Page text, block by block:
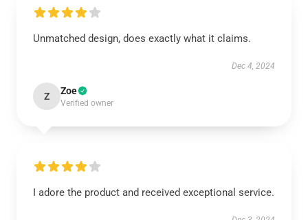
Unmatched design, does exactly what it claims.
Dec 4, 2024
Z Zoe
Verified owner
I adore the product and received exceptional service.